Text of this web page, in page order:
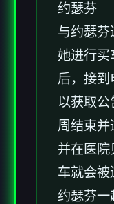
约瑟芬
与约瑟芬
她进行买
后，接到
以获取公
周结束并
并在医院
车就会被
约瑟芬一